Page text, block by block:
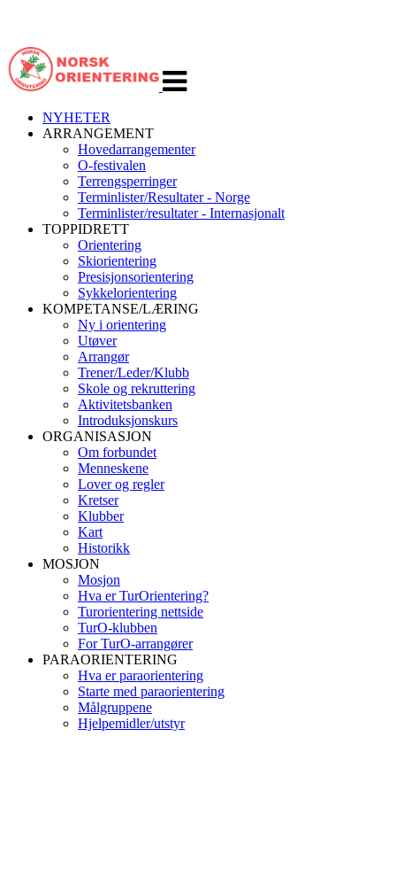
navigasjon
NYHETER
ARRANGEMENT
Hovedarrangementer
O-festivalen
Terrengsperringer
Terminlister/Resultater - Norge
Terminlister/resultater - Internasjonalt
TOPPIDRETT
Orientering
Skiorientering
Presisjonsorientering
Sykkelorientering
KOMPETANSE/LÆRING
Ny i orientering
Utøver
Arrangør
Trener/Leder/Klubb
Skole og rekruttering
Aktivitetsbanken
Introduksjonskurs
ORGANISASJON
Om forbundet
Menneskene
Lover og regler
Kretser
Klubber
Kart
Historikk
MOSJON
Mosjon
Hva er TurOrientering?
Turorientering nettside
TurO-klubben
For TurO-arrangører
PARAORIENTERING
Hva er paraorientering
Starte med paraorientering
Målgruppene
Hjelpemidler/utstyr